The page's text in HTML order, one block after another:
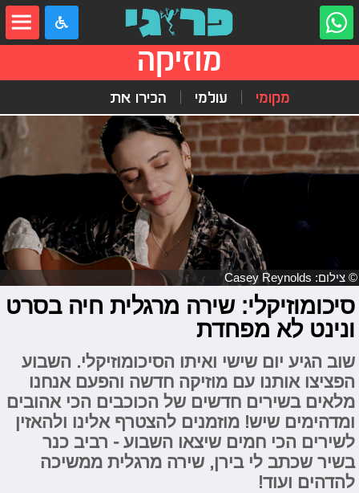
מוזיקה
מקומי עולמי הכירו את
© צילום: Casey Reynolds
סיכומוזיקלי: שירה מרגלית חיה בסרט
ונינט לא מפחדת
שוב הגיע יום שישי ואיתו הסיכומוזיקלי. השבוע
הפציצו אותנו עם מוזיקה חדשה והפעם אנחנו
מלאים בשירים חדשים של הכוכבים הכי אהובים
ומדהימים שיש! מוזמנים להצטרף אלינו ולהאזין
לשירים הכי חמים שיצאו השבוע - רביב כנר
בשיר שכתב לי בירן, שירה מרגלית ממשיכה
להדהים ועוד!